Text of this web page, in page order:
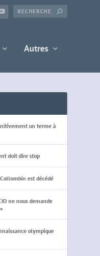
Autres
un terme à
doit dire stop
est décédé
ne nous demande
olympique